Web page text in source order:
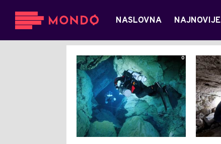
NASLOVNA NAJNOVIJE
0